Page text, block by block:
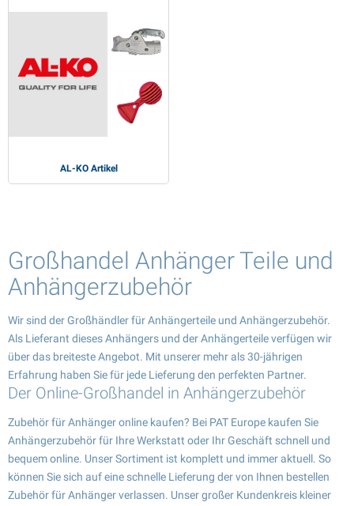
AL-KO Artikel
Großhandel Anhänger Teile und
Anhängerzubehör
Wir sind der Großhändler für Anhängerteile und Anhängerzubehör.
Als Lieferant dieses Anhängers und der Anhängerteile verfügen wir
über das breiteste Angebot. Mit unserer mehr als 30-jährigen
Erfahrung haben Sie für jede Lieferung den perfekten Partner.
Der Online-Großhandel in Anhängerzubehör
Zubehör für Anhänger online kaufen? Bei PAT Europe kaufen Sie
Anhängerzubehör für Ihre Werkstatt oder Ihr Geschäft schnell und
bequem online. Unser Sortiment ist komplett und immer aktuell. So
können Sie sich auf eine schnelle Lieferung der von Ihnen bestellen
Zubehör für Anhänger verlassen. Unser großer Kundenkreis kleiner